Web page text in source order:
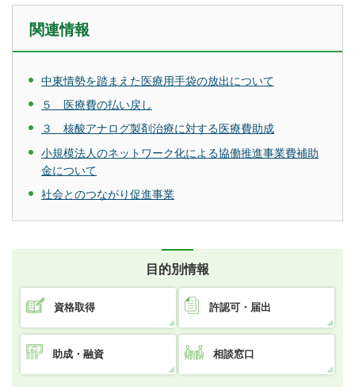
関連情報
中東情勢を踏まえた医療用手袋の放出について
５ 医療費の払い戻し
３ 核酸アナログ製剤治療に対する医療費助成
小規模法人のネットワーク化による協働推進事業費補助
金について
社会とのつながり促進事業
目的別情報
資格取得 許認可・届出
助成・融資 相談窓口